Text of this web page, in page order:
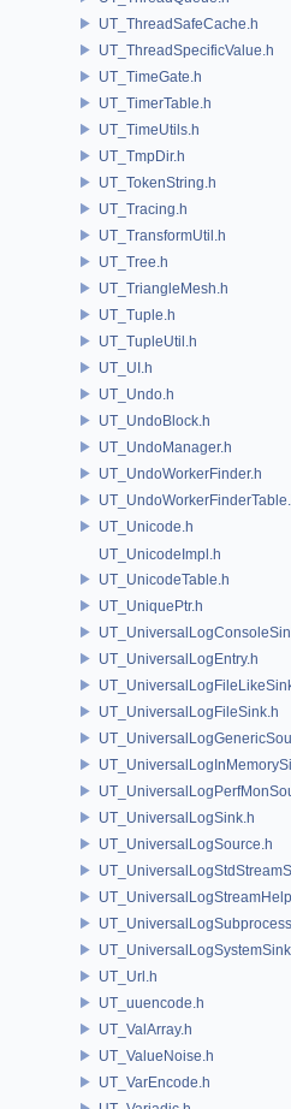
UT_ThreadSafeCache.h
UT_ThreadSpecificValue.h
UT_TimeGate.h
UT_TimerTable.h
UT_TimeUtils.h
UT_TmpDir.h
UT_TokenString.h
UT_Tracing.h
UT_TransformUtil.h
UT_Tree.h
UT_TriangleMesh.h
UT_Tuple.h
UT_TupleUtil.h
UT_UI.h
UT_Undo.h
UT_UndoBlock.h
UT_UndoManager.h
UT_UndoWorkerFinder.h
UT_Unicode.h
UT_UnicodeImpl.h
UT_UnicodeTable.h
UT_UniquePtr.h
UT_UniversalLogEntry.h
UT_UniversalLogFileSink.h
UT_UniversalLogSink.h
UT_UniversalLogSource.h
UT_Url.h
UT_uuencode.h
UT_ValArray.h
UT_ValueNoise.h
UT_VarEncode.h